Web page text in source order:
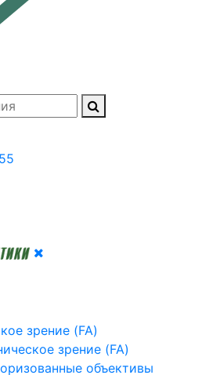
зрение (FA)
зрение (FA)
объективы